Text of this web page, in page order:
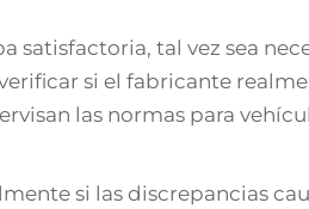
tal vez sea
si el fabricante
las normas para
si las discrepancias